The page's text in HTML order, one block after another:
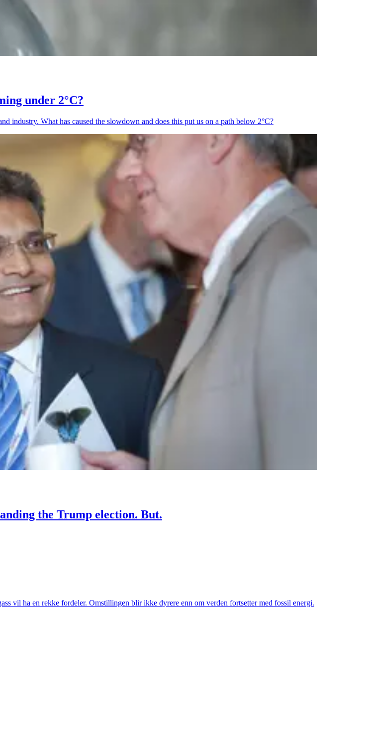
under 2°C?
industry. What has caused the slowdown and does this put us on a path below 2°C?
the Trump election. But.
vil ha en rekke fordeler. Omstillingen blir ikke dyrere enn om verden fortsetter med fossil energi.